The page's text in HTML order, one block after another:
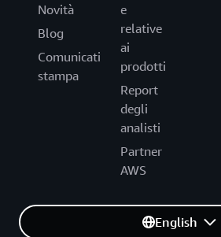
Novità
Blog
Comunicati
stampa
e
relative
ai
prodotti
Report
degli
analisti
Partner
AWS
English